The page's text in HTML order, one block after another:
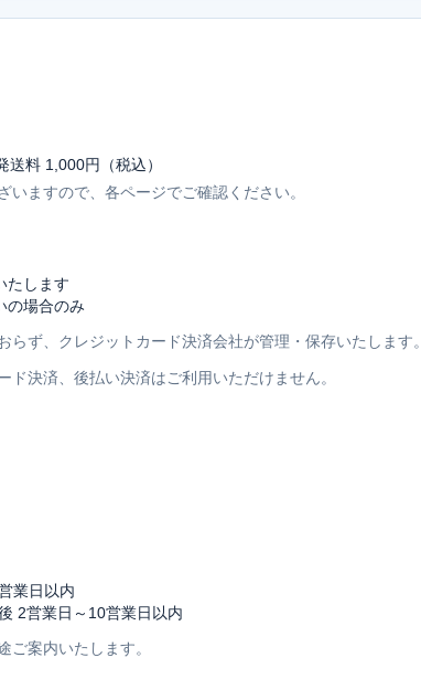
料 1,000円（税込）
ますので、各ページでご確認ください。
たします
の場合のみ
ず、クレジットカード決済会社が管理・保存いたします。
決済、後払い決済はご利用いただけません。
業日以内
2営業日～10営業日以内
ご案内いたします。